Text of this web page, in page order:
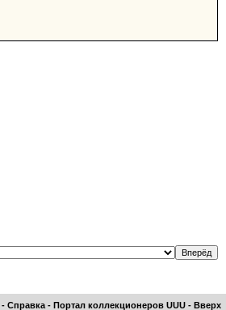
- Справка - Портал коллекционеров UUU - Вверх